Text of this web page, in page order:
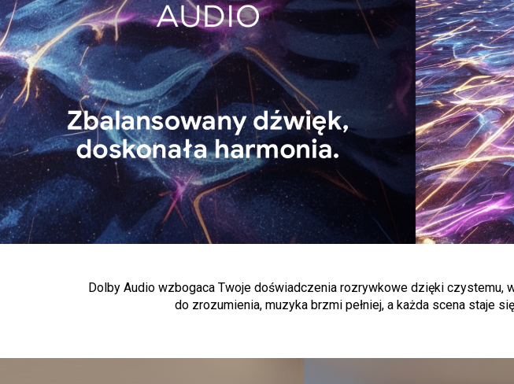
Dolby Audio wzbogaca Twoje doświadczenia rozrywkowe dzięki
do zrozumienia, muzyka brzmi pełniej, a każda scena staje